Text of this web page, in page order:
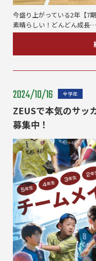
今盛り上がっている2年【7
素晴らしい！どんどん成長…
2024/10/16 全学年
ZEUSで本気のサッ
募集中！